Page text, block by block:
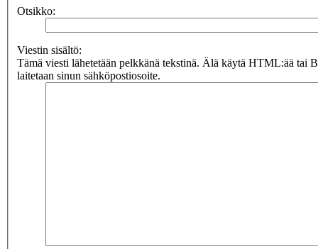
Otsikko:
Viestin sisältö:
Tämä viesti lähetetään pelkkänä tekstinä. Älä käytä HTML:ää tai
laitetaan sinun sähköpostiosoite.